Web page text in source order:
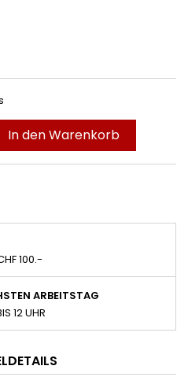
In den Warenkorb
100.-
ARBEITSTAG
12 UHR